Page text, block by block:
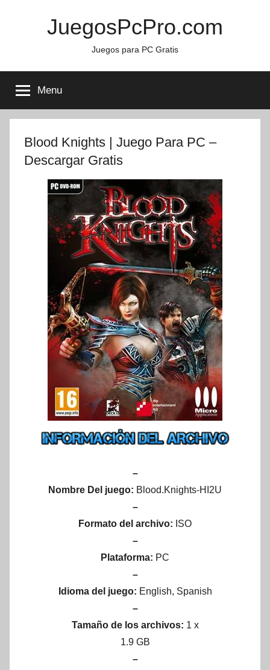
JuegosPcPro.com
Juegos para PC Gratis
Menu
Blood Knights | Juego Para PC –
Descargar Gratis
–
Nombre Del juego: Blood.Knights-HI2U
–
Formato del archivo: ISO
–
Plataforma: PC
–
Idioma del juego: English, Spanish
–
Tamaño de los archivos: 1 x
1.9 GB
–